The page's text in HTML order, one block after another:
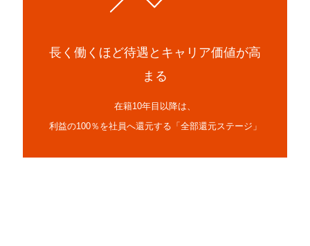
長く働くほど待遇とキャリア価値が高
まる
在籍10年目以降は、
利益の100％を社員へ還元する「全部還元ステージ」